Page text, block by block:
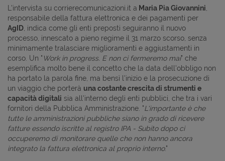
L'intervista su corrierecomunicazioni.it a Maria Pia Giovannini
responsabile della fattura elettronica e dei pagamenti per
AgID , indica come gli enti preposti seguiranno il nuovo
processo, innescato a pieno regime il 31 marzo scorso, senza
minimamente tralasciare miglioramenti e aggiustamenti in
corso. Un " Work in progress. E non ci fermeremo mai" che
esemplifica molto bene il concetto che la data dell'obbligo non
ha portato la parola fine, ma bensì l'inizio e la prosecuzione di
un viaggio che porterà una costante crescita di strumenti e
capacità digitali sia all'interno degli enti pubblici, che tra i vari
fornitori della Pubblica Amministrazione. "L'importante è che
tutte le amministrazioni pubbliche siano in grado di ricevere
fatture essendo iscritte al registro IPA - Subito dopo ci
occuperemo di monitorare quelle che non hanno ancora
integrato la fattura elettronica al proprio interno."